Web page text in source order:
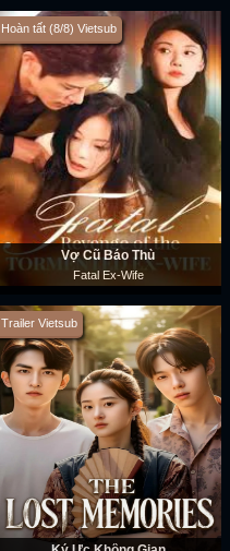
Hoàn tất (8/8) Vietsub
Vợ Cũ Báo Thù
Fatal Ex-Wife
Trailer Vietsub